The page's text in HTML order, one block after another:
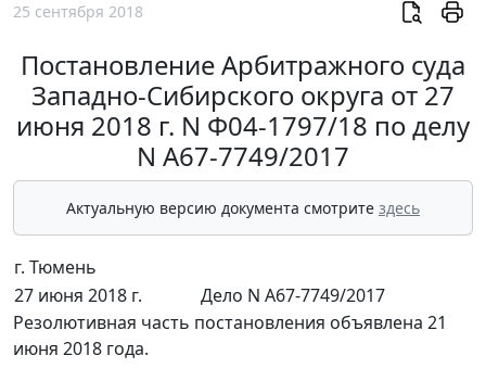
25 сентября 2018
Постановление Арбитражного суда
Западно-Сибирского округа от 27
июня 2018 г. N Ф04-1797/18 по делу
N А67-7749/2017
Актуальную версию документа смотрите здесь
г. Тюмень
27 июня 2018 г.
Дело N А67-7749/2017
Резолютивная часть постановления объявлена 21
июня 2018 года.